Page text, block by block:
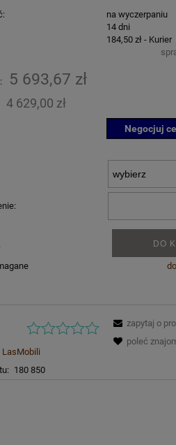
na wyczerpaniu
14 dni
184,50 zł - Kurier
Cena nie zawiera ewentualnych kosztów
5 693,67 zł
4 629,00 zł
Negocjuj
DO
LasMobili
180 850
zapytaj o
poleć